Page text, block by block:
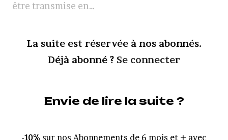
être transmise en…
La suite est réservée à nos abonnés.
Déjà abonné ? Se connecter
Envie de lire la suite ?
-10% sur nos Abonnements de 6 mois et + avec